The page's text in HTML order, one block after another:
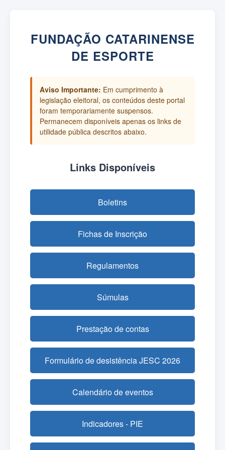
FUNDAÇÃO CATARINENSE
DE ESPORTE
Aviso Importante: Em cumprimento à
legislação eleitoral, os conteúdos deste portal
foram temporariamente suspensos.
Permanecem disponíveis apenas os links de
utilidade pública descritos abaixo.
Links Disponíveis
Boletins
Fichas de Inscrição
Regulamentos
Súmulas
Prestação de contas
Formulário de desistência JESC 2026
Calendário de eventos
Indicadores - PIE